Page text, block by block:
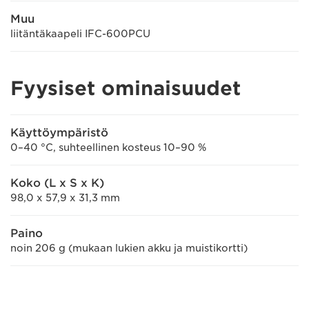
Muu
liitäntäkaapeli IFC-600PCU
Fyysiset ominaisuudet
Käyttöympäristö
0–40 °C, suhteellinen kosteus 10–90 %
Koko (L x S x K)
98,0 x 57,9 x 31,3 mm
Paino
noin 206 g (mukaan lukien akku ja muistikortti)